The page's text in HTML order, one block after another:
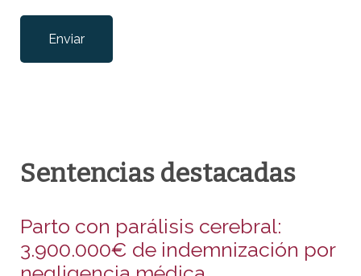
Por favor, deja este campo vacío.
Sentencias destacadas
Parto con parálisis cerebral:
3.900.000€ de indemnización por